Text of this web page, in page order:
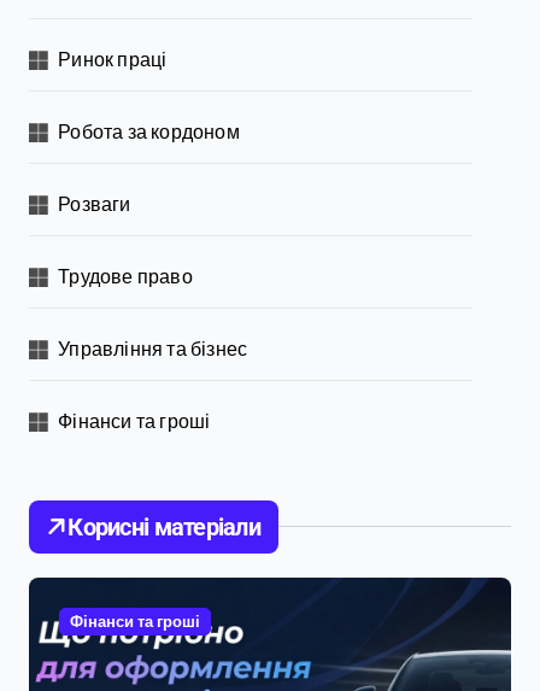
Ринок праці
Робота за кордоном
Розваги
Трудове право
Управління та бізнес
Фінанси та гроші
Корисні матеріали
Фінанси та гроші